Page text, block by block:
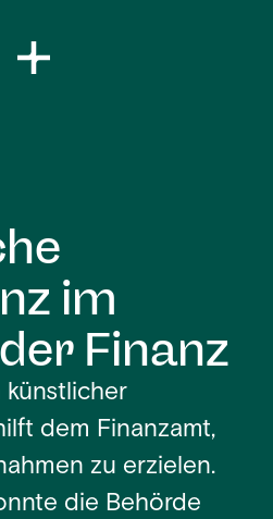
im
Finanz
künstlicher
dem Finanzamt,
zu erzielen.
die Behörde